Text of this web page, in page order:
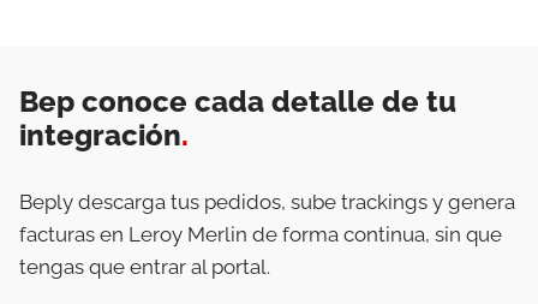
Bep conoce cada detalle de tu
integración.
Beply descarga tus pedidos, sube trackings y genera
facturas en Leroy Merlin de forma continua, sin que
tengas que entrar al portal.